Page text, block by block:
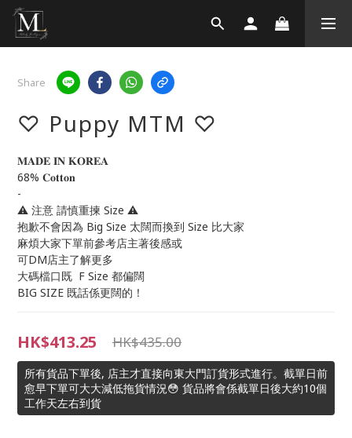
Share
♡ Puppy MTM ♡
𝐌𝐀𝐃𝐄 𝐈𝐍 𝐊𝐎𝐑𝐄𝐀
68% 𝐂𝐨𝐭𝐭𝐨𝐧
-
⚠️ 注意 請慎重揀 Size ⚠️
抱歉不會因為 Big Size 太闊而換到 Size 比大家
麻煩大家下單前參考店主著後感或
可DM店主了解更多
大碼檔口既  F Size 都偏闊
BIG SIZE 既話係更闊的！
HK$413.25 HK$435.00
所有貨品下單後, 店主才直接向東大門訂貨形式進行。截單日前
愈早下單可大大減低拖貨情況😳 貨品將會係截單日後大約10個
工作天左右到貨